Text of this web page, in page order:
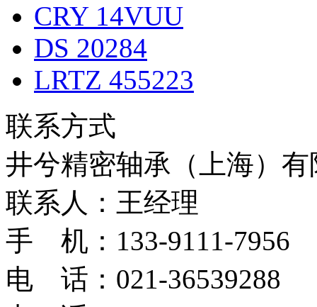
CRY 14VUU
DS 20284
LRTZ 455223
联系方式
井兮精密轴承（上海）有
联系人：王经理
手 机：133-9111-7956
电 话：021-36539288